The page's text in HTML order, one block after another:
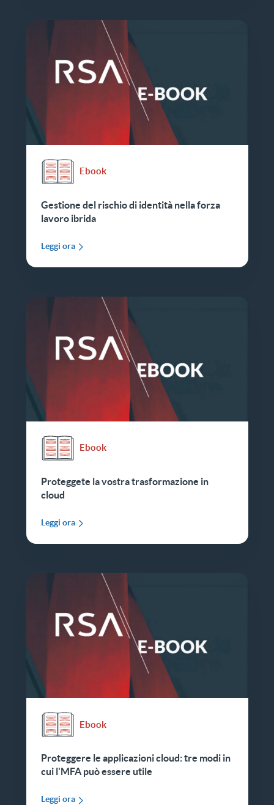
Ebook
Gestione del rischio di identità nella forza
lavoro ibrida
Leggi ora
Ebook
Proteggete la vostra trasformazione in
cloud
Leggi ora
Ebook
Proteggere le applicazioni cloud: tre modi in
cui l'MFA può essere utile
Leggi ora